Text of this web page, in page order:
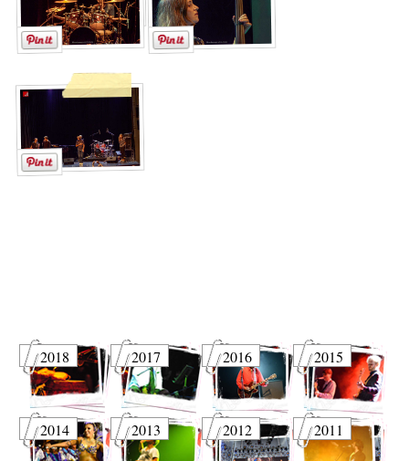
2018 2017 2016 2015
2014 2013 2012 2011